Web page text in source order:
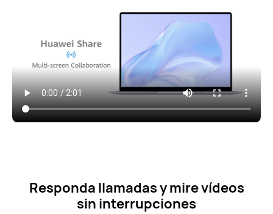
Responda llamadas y mire vídeos
sin interrupciones